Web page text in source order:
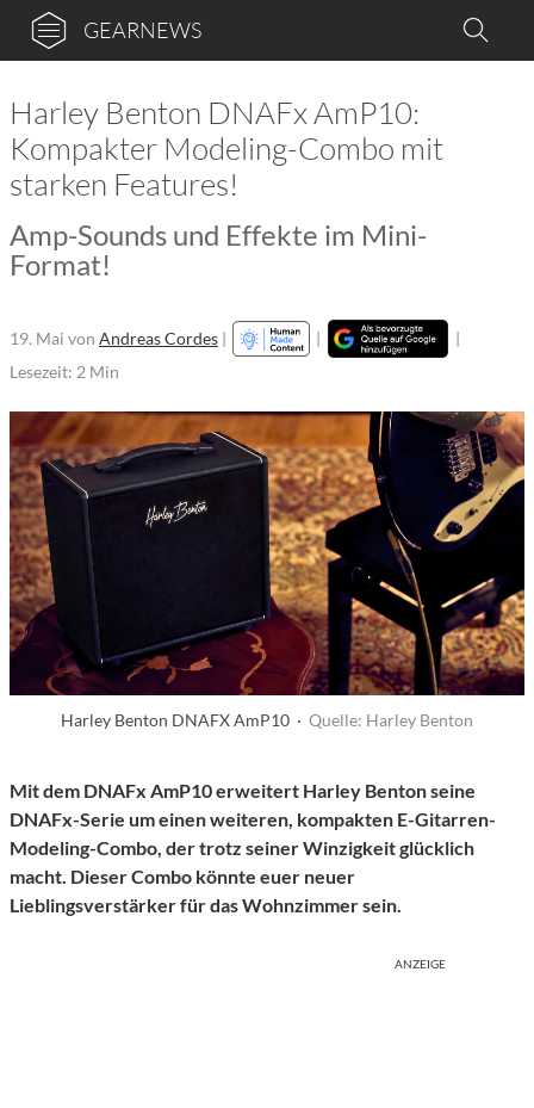
GEARNEWS
Harley Benton DNAFx AmP10:
Kompakter Modeling-Combo mit
starken Features!
Amp-Sounds und Effekte im Mini-
Format!
19. Mai von Andreas Cordes | |
|
Lesezeit: 2 Min
Harley Benton DNAFX AmP10 · Quelle: Harley Benton
Mit dem DNAFx AmP10 erweitert Harley Benton seine
DNAFx-Serie um einen weiteren, kompakten E-Gitarren-
Modeling-Combo, der trotz seiner Winzigkeit glücklich
macht. Dieser Combo könnte euer neuer
Lieblingsverstärker für das Wohnzimmer sein.
ANZEIGE